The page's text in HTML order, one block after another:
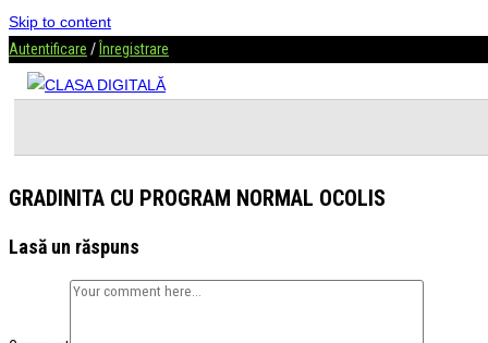
Skip to content
Autentificare / Înregistrare
GRADINITA CU PROGRAM NORMAL OCOLIS
Lasă un răspuns